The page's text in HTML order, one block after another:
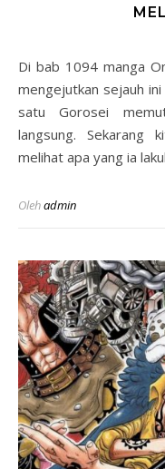
Di bab 1094 manga One Piece, ada peristiwa yang paling
mengejutkan sejauh
satu Gorosei
langsung. Sekarang
melihat apa yang ia
Olehadmin